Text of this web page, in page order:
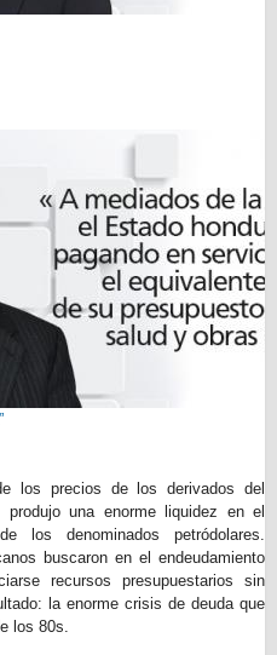
los precios de los derivados del
una enorme liquidez en el
los denominados petródolares.
buscaron en el endeudamiento
recursos presupuestarios sin
la enorme crisis de deuda que
los 80s.